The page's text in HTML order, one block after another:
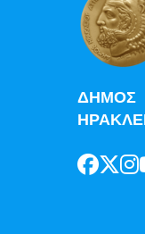
ΔΗΜΟΣ